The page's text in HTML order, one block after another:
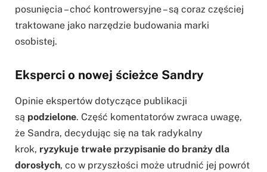
posunięcia – choć kontrowersyjne – są coraz częściej
traktowane jako narzędzie budowania marki
osobistej.
Eksperci o nowej ścieżce Sandry
Opinie ekspertów dotyczące publikacji
są podzielone. Część komentatorów zwraca uwagę,
że Sandra, decydując się na tak radykalny
krok, ryzykuje trwałe przypisanie do branży dla
dorosłych, co w przyszłości może utrudnić jej powrót